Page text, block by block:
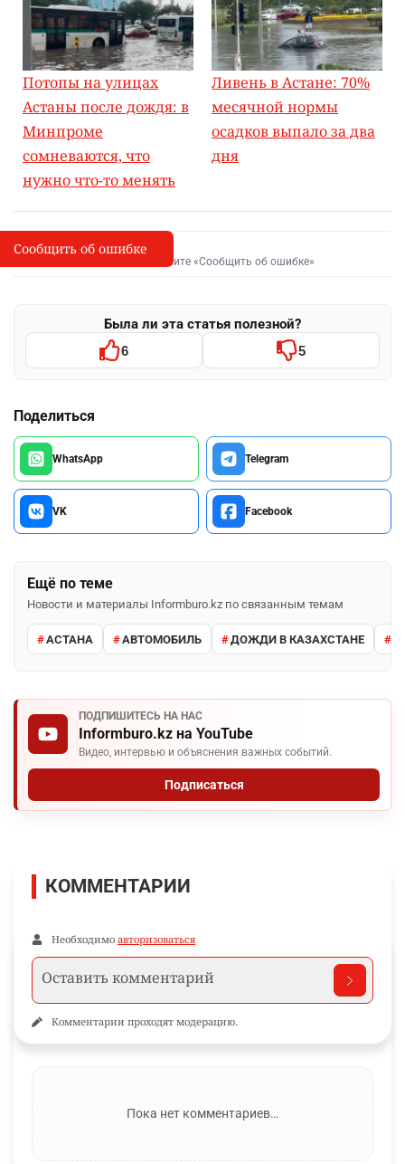
Потопы на улицах
Астаны после дождя: в
Минпроме
сомневаются, что
нужно что-то менять
Ливень в Астане: 70%
месячной нормы
осадков выпало за два
дня
I
Сообщить об опечатке
Выделите фрагмент и нажмите «Сообщить об ошибке»
Была ли эта статья полезной?
6 5
Поделиться
WhatsApp Telegram
VK Facebook
Ещё по теме
Новости и материалы Informburo.kz по связанным темам
АСТАНА АВТОМОБИЛЬ ДОЖДИ В КАЗАХСТАНЕ
ПОДПИШИТЕСЬ НА НАС
Informburo.kz на YouTube
Видео, интервью и объяснения важных событий.
Подписаться
Сообщить об ошибке
КОММЕНТАРИИ
Необходимо авторизоваться
Комментарии проходят модерацию.
Пока нет комментариев…